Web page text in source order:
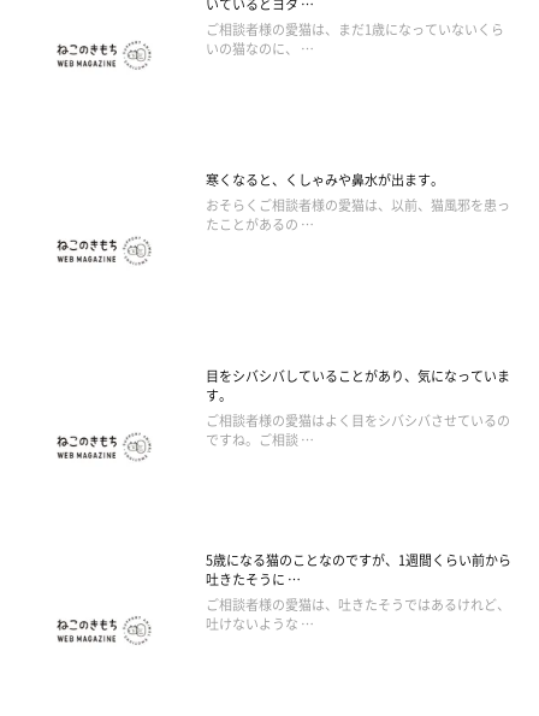
ご相談者様の愛猫は、まだ1歳になっていないくら
いの猫なのに、 …
寒くなると、くしゃみや鼻水が出ます。
おそらくご相談者様の愛猫は、以前、猫風邪を患っ
たことがあるの …
目をシバシバしていることがあり、気になっていま
す。
ご相談者様の愛猫はよく目をシバシバさせているの
ですね。ご相談 …
5歳になる猫のことなのですが、1週間くらい前から
吐きたそうに …
ご相談者様の愛猫は、吐きたそうではあるけれど、
吐けないような …